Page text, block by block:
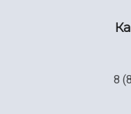
Сведения об
Официальные
8